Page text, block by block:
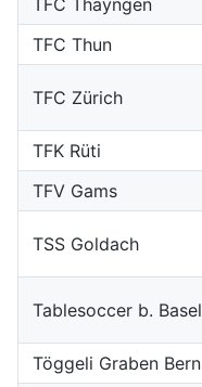
TFC Thayngen
TFC Thun
TFC Zürich
TFK Rüti
TFV Gams
TSS Goldach
Tablesoccer b. Basel
Töggeli Graben Bern